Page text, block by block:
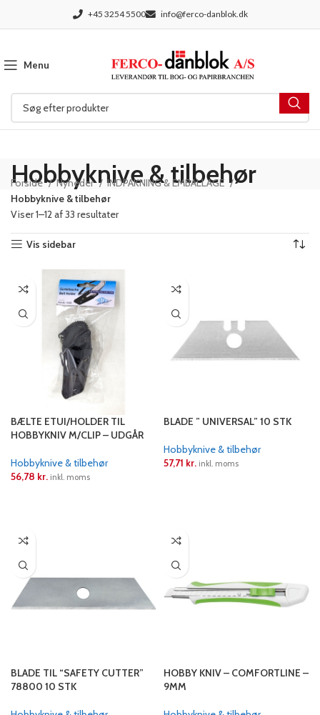
+45 3254 5500 info@ferco-danblok.dk
Menu
Hobbyknive & tilbehør
Forside Nyheder
INDPAKNING & EMBALLAGE
Hobbyknive & tilbehør
Viser 1–12 af 33 resultater
Vis sidebar
BÆLTE ETUI/HOLDER TIL
HOBBYKNIV M/CLIP – UDGÅR
Hobbyknive & tilbehør
56,78 kr. inkl. moms
BLADE ” UNIVERSAL” 10 STK
Hobbyknive & tilbehør
57,71 kr. inkl. moms
BLADE TIL “SAFETY CUTTER”
78800 10 STK
HOBBY KNIV – COMFORTLINE –
9MM